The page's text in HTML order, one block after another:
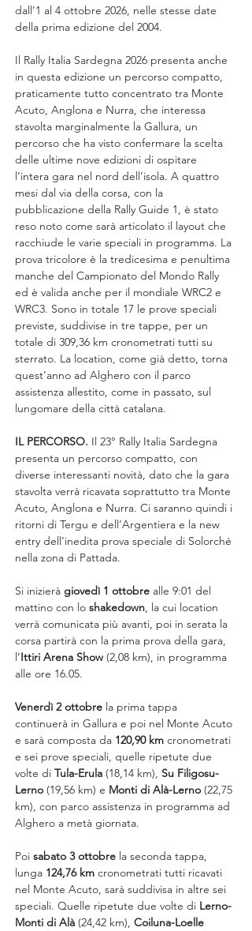
dall’1 al 4 ottobre 2026, nelle stesse date
della prima edizione del 2004.
Il Rally Italia Sardegna 2026 presenta anche
in questa edizione un percorso compatto,
praticamente tutto concentrato tra Monte
Acuto, Anglona e Nurra, che interessa
stavolta marginalmente la Gallura, un
percorso che ha visto confermare la scelta
delle ultime nove edizioni di ospitare
l’intera gara nel nord dell’isola. A quattro
mesi dal via della corsa, con la
pubblicazione della Rally Guide 1, è stato
reso noto come sarà articolato il layout che
racchiude le varie speciali in programma. La
prova tricolore è la tredicesima e penultima
manche del Campionato del Mondo Rally
ed è valida anche per il mondiale WRC2 e
WRC3. Sono in totale 17 le prove speciali
previste, suddivise in tre tappe, per un
totale di 309,36 km cronometrati tutti su
sterrato. La location, come già detto, torna
quest’anno ad Alghero con il parco
assistenza allestito, come in passato, sul
lungomare della città catalana.
IL PERCORSO. Il 23° Rally Italia Sardegna
presenta un percorso compatto, con
diverse interessanti novità, dato che la gara
stavolta verrà ricavata soprattutto tra Monte
Acuto, Anglona e Nurra. Ci saranno quindi i
ritorni di Tergu e dell’Argentiera e la new
entry dell’inedita prova speciale di Solorché
nella zona di Pattada.
Si inizierà giovedì 1 ottobre alle 9:01 del
mattino con lo shakedown, la cui location
verrà comunicata più avanti, poi in serata la
corsa partirà con la prima prova della gara,
l’Ittiri Arena Show (2,08 km), in programma
alle ore 16.05.
Venerdì 2 ottobre la prima tappa
continuerà in Gallura e poi nel Monte Acuto
e sarà composta da 120,90 km cronometrati
e sei prove speciali, quelle ripetute due
volte di Tula-Erula (18,14 km), Su Filigosu-
Lerno (19,56 km) e Monti di Alà-Lerno (22,75
km), con parco assistenza in programma ad
Alghero a metà giornata.
Poi sabato 3 ottobre la seconda tappa,
lunga 124,76 km cronometrati tutti ricavati
nel Monte Acuto, sarà suddivisa in altre sei
speciali. Quelle ripetute due volte di Lerno-
Monti di Alà (24,42 km), Coiluna-Loelle